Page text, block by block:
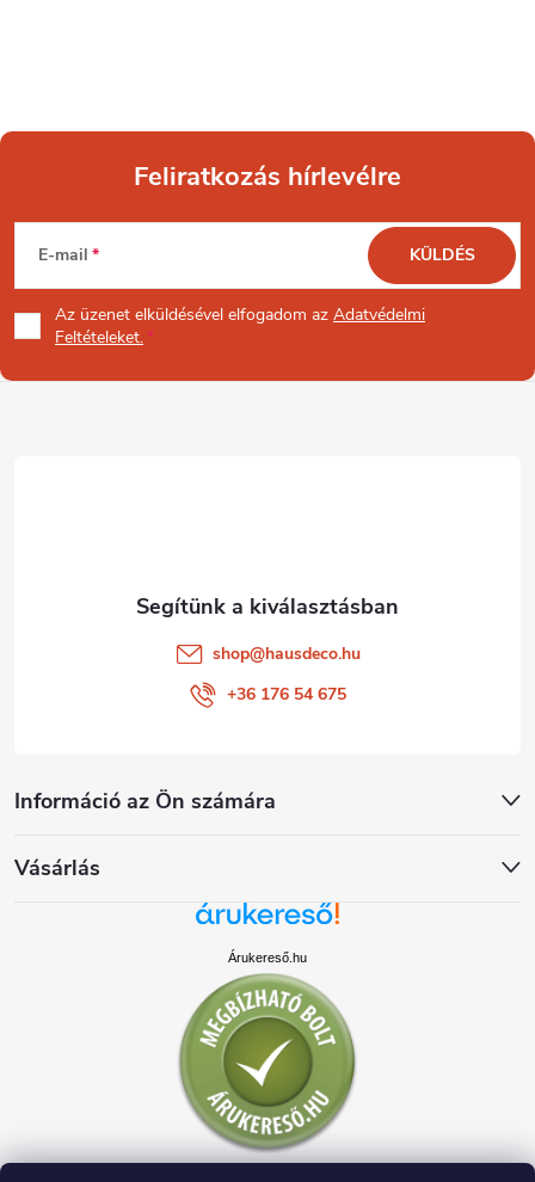
L
á
b
Feliratkozás hírlevélre
E-mail
Az üzenet elküldésével elfogadom az Adatvédelmi
Feltételeket.
KÜLDÉS
Információ az Ön számára
Vásárlás
shop@hausdeco.hu
+36 176 54 675
Árukereső.hu